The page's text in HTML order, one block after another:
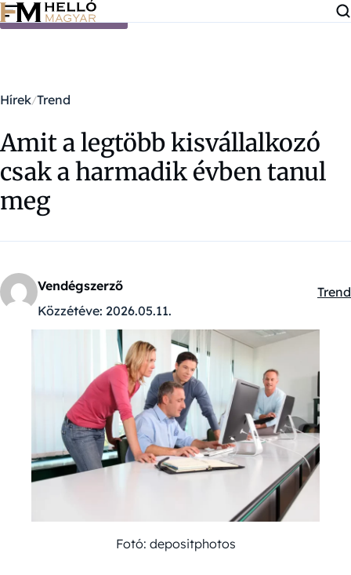
Ugrás a tartalomra
Hírek Trend
Amit a legtöbb kisvállalkozó
csak a harmadik évben tanul
meg
Vendégszerző
Közzétéve: 2026.05.11.
Trend
Fotó: depositphotos